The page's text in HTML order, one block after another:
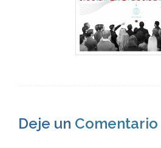
Deje un Comentario